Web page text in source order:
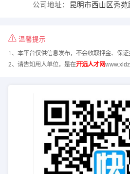
公司地址： 昆明市西山区秀苑
温馨提示
1、本平台仅供信息发布，不会收取押金、保证
2、请告知用人单位，是在开远人才网